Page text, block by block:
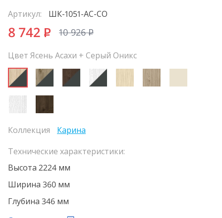
Артикул: ШК-1051-АС-СО
8 742 P 10 926P
Цвет Ясень Асахи + Серый Оникс
Коллекция
Карина
Технические характеристики:
Высота 2224 мм
Ширина 360 мм
Глубина 346 мм